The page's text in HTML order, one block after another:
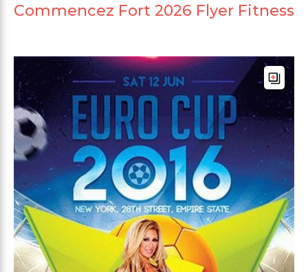
Commencez Fort 2026 Flyer Fitness